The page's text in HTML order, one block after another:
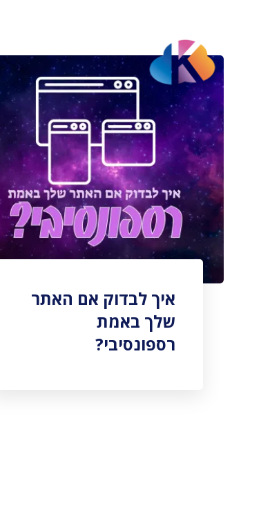
איך לבדוק אם האתר
שלך באמת
רספונסיבי?